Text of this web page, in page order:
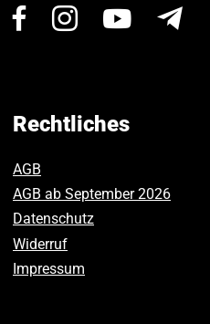
Besuchen
Facebook.
Besuchen
Instagram.
Rechtliches
AGB
AGB ab September 2026
Datenschutz
Widerruf
Impressum